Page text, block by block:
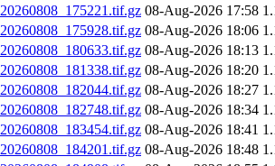
08-Aug-2026 17:58
08-Aug-2026 18:06
08-Aug-2026 18:13
08-Aug-2026 18:20
08-Aug-2026 18:27
08-Aug-2026 18:34
08-Aug-2026 18:41
08-Aug-2026 18:48